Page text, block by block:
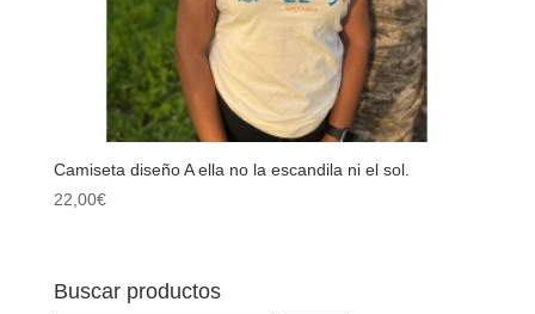
Camiseta diseño A ella no la escandila ni el sol.
22,00€
Buscar productos